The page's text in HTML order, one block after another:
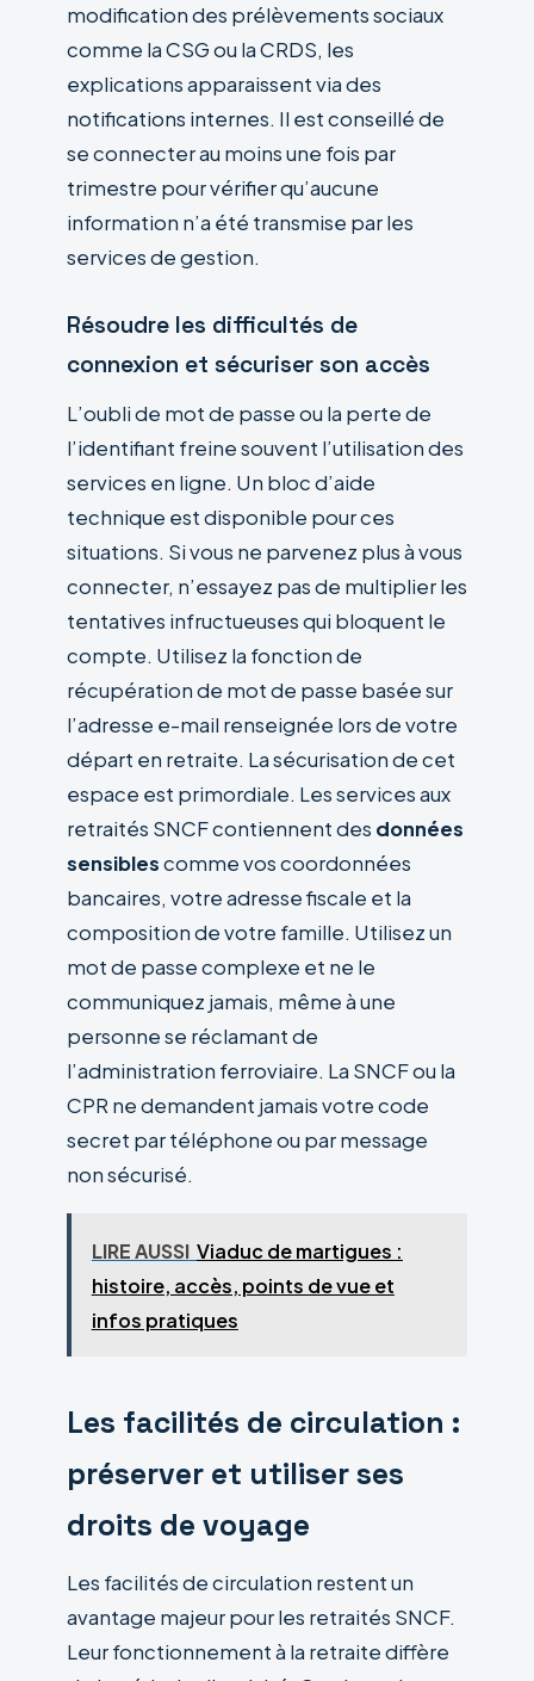
modification des prélèvements sociaux
comme la CSG ou la CRDS, les
explications apparaissent via des
notifications internes. Il est conseillé de
se connecter au moins une fois par
trimestre pour vérifier qu’aucune
information n’a été transmise par les
services de gestion.
Résoudre les difficultés de
connexion et sécuriser son accès
L’oubli de mot de passe ou la perte de
l’identifiant freine souvent l’utilisation des
services en ligne. Un bloc d’aide
technique est disponible pour ces
situations. Si vous ne parvenez plus à vous
connecter, n’essayez pas de multiplier les
tentatives infructueuses qui bloquent le
compte. Utilisez la fonction de
récupération de mot de passe basée sur
l’adresse e-mail renseignée lors de votre
départ en retraite. La sécurisation de cet
espace est primordiale. Les services aux
retraités SNCF contiennent des données
sensiblescomme vos coordonnées
bancaires, votre adresse fiscale et la
composition de votre famille. Utilisez un
mot de passe complexe et ne le
communiquez jamais, même à une
personne se réclamant de
l’administration ferroviaire. La SNCF ou la
CPR ne demandent jamais votre code
secret par téléphone ou par message
non sécurisé.
LIRE AUSSI Viaduc de martigues :
histoire, accès, points de vue et
infos pratiques
Les facilités de circulation :
préserver et utiliser ses
droits de voyage
Les facilités de circulation restent un
avantage majeur pour les retraités SNCF.
Leur fonctionnement à la retraite diffère